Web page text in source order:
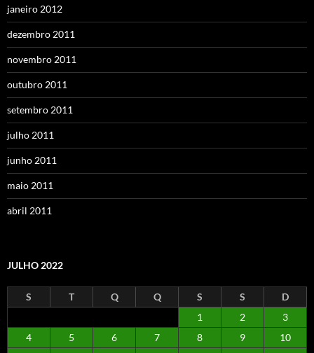
janeiro 2012
dezembro 2011
novembro 2011
outubro 2011
setembro 2011
julho 2011
junho 2011
maio 2011
abril 2011
JULHO 2022
S T Q Q S S
D
1
2
3
4
5 6 7 8 9
10